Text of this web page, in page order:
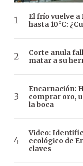
El frío vuelve a
hasta 10°C:
Corte anula
matar a su
Encarnación:
comprar oro,
la boca
Video:
ecológico de
claves